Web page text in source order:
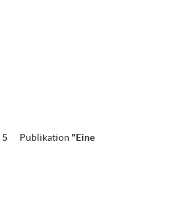
5 Publikation "Eine